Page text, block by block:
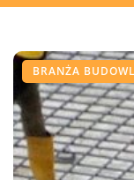
BRANŻA